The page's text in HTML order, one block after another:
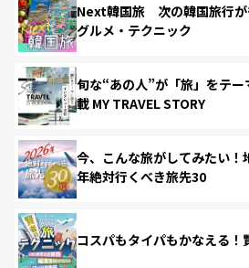
Next韓国旅 次の韓国旅行が
グルメ・テクニック
旬な“あの人”が「旅」をテ
載 MY TRAVEL STORY
今、こんな旅がしてみたい
年絶対行くべき旅先30
コスパもタイパもかなえる！